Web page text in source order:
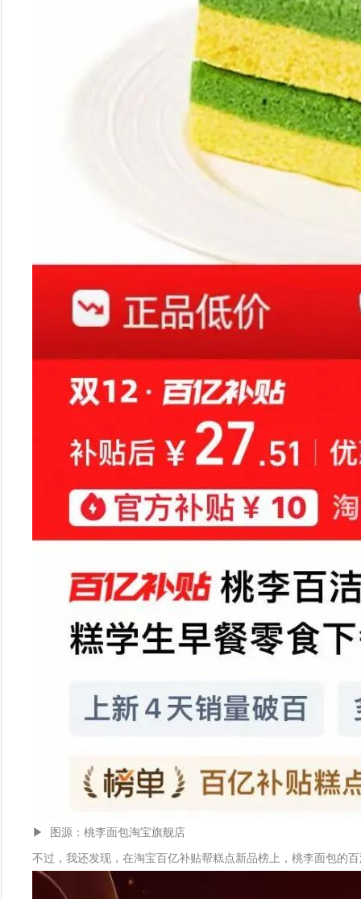
▶ 图源：桃李面包淘宝旗舰店
不过，我还发现，在淘宝百亿补贴帮糕点新品榜上，桃李面包的